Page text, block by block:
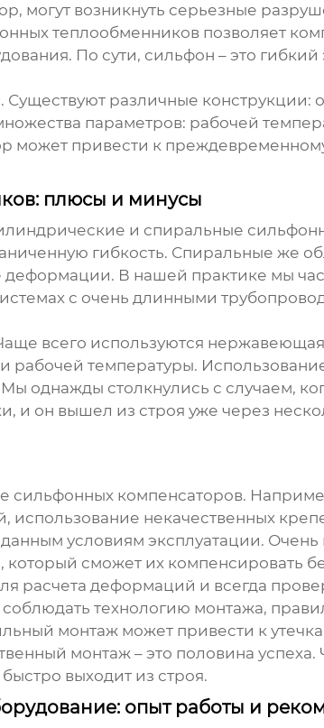
могут возникнуть серьезные
теплообменниковпозволяет
По сути, сильфон – это
различные конструкции:
параметров: рабочей
привести к
плюсы и минусы
и спиральные
гибкость. Спиральные же
В нашей практике мы
с очень длинными
всего используются
рабочей температуры.
однажды столкнулись с случаем,
и он вышел из строя уже через
сильфонных компенсаторов.
некачественных
условиям эксплуатации.
сможет их компенсировать
расчета деформаций и всегда
технологию монтажа,
монтаж может привести к
монтаж – это половина успеха.
выходит из строя.
опыт работы и